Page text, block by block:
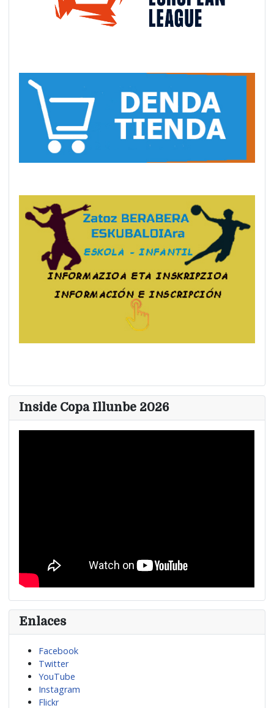
Inside Copa Illunbe 2026
Enlaces
Facebook
Twitter
YouTube
Instagram
Flickr